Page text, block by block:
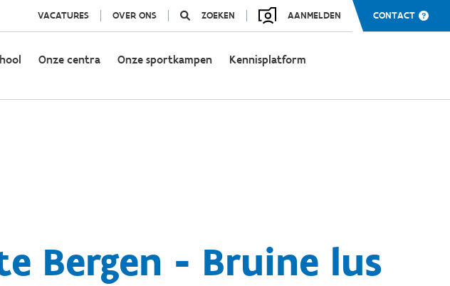
VACATURES OVER ONS ZOEKEN AANMELDEN CONTACT
Onze centra Onze sportkampen Kennisplatform
Bergen - Bruine lus